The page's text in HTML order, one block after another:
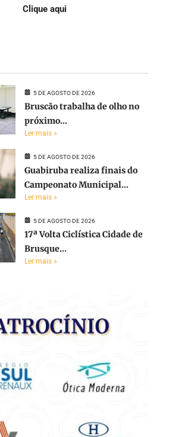
Clique aqui
5 DE AGOSTO DE 2026
Bruscão trabalha de olho no
próximo...
Ler mais »
5 DE AGOSTO DE 2026
Guabiruba realiza finais do
Campeonato Municipal...
Ler mais »
5 DE AGOSTO DE 2026
17ª Volta Ciclística Cidade de
Brusque...
Ler mais »